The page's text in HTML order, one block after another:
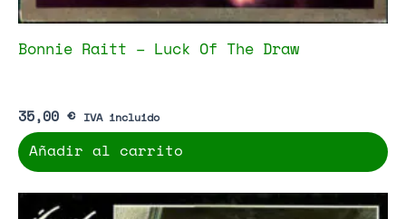
Bonnie Raitt – Luck Of The Draw
35,00 € IVA incluido
Añadir al carrito